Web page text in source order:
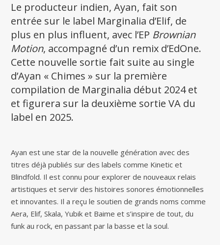
Le producteur indien, Ayan, fait son
entrée sur le label Marginalia d’Elif, de
plus en plus influent, avec l’EP Brownian
Motion, accompagné d’un remix d’EdOne.
Cette nouvelle sortie fait suite au single
d’Ayan « Chimes » sur la première
compilation de Marginalia début 2024 et
et figurera sur la deuxième sortie VA du
label en 2025.
Ayan est une star de la nouvelle génération avec des
titres déjà publiés sur des labels comme Kinetic et
Blindfold. Il est connu pour explorer de nouveaux relais
artistiques et servir des histoires sonores émotionnelles
et innovantes. Il a reçu le soutien de grands noms comme
Aera, Elif, Skala, Yubik et Baime et s’inspire de tout, du
funk au rock, en passant par la basse et la soul.